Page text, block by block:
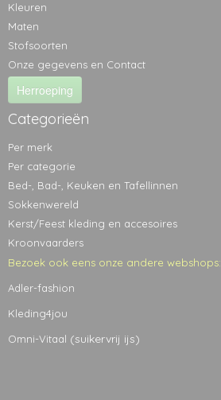
Kleuren
Maten
Stofsoorten
Onze gegevens en Contact
Herroeping
Categorieën
Per merk
Per categorie
Bed-, Bad-, Keuken en Tafellinnen
Sokkenwereld
Kerst/Feest kleding en accesoires
Kroonvaarders
Bezoek ook eens onze andere webshops:
Adler-fashion
Kleding4jou
Omni-Vitaal (suikervrij ijs)